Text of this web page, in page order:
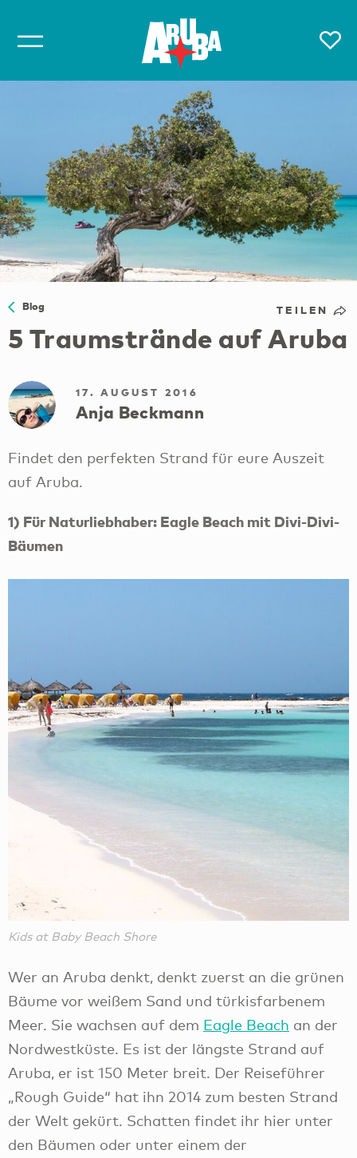
Blog TEILEN
5 Traumstrände auf Aruba
17. AUGUST 2016
Anja Beckmann
Findet den perfekten Strand für eure Auszeit
auf Aruba.
1) Für Naturliebhaber: Eagle Beach mit Divi-Divi-
Bäumen
Kids at Baby Beach Shore
Wer an Aruba denkt, denkt zuerst an die grünen
Bäume vor weißem Sand und türkisfarbenem
Meer. Sie wachsen auf dem Eagle Beach an der
Nordwestküste. Es ist der längste Strand auf
Aruba, er ist 150 Meter breit. Der Reiseführer
„Rough Guide“ hat ihn 2014 zum besten Strand
der Welt gekürt. Schatten findet ihr hier unter
den Bäumen oder unter einem der